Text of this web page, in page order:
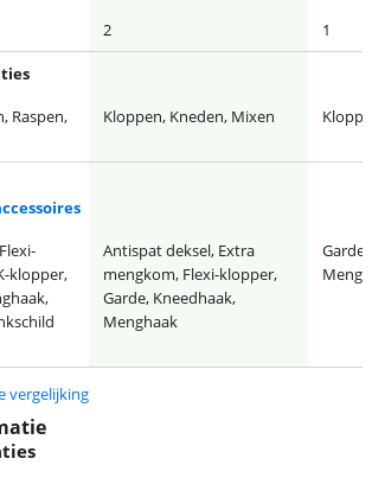
2 1
Raspen,
Kloppen, Kneden, Mixen
klopper,
Antispat deksel, Extra
mengkom, Flexi-klopper,
Garde, Kneedhaak,
Menghaak
vergelijking